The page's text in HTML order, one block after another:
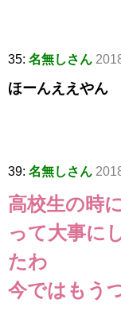
35: 名無しさん
ほーんええやん
39: 名無しさん
高校生の時
って大事に
たわ
今ではもう